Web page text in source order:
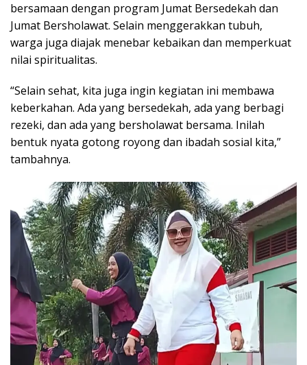
bersamaan dengan program Jumat Bersedekah dan
Jumat Bersholawat. Selain menggerakkan tubuh,
warga juga diajak menebar kebaikan dan memperkuat
nilai spiritualitas.
“Selain sehat, kita juga ingin kegiatan ini membawa
keberkahan. Ada yang bersedekah, ada yang berbagi
rezeki, dan ada yang bersholawat bersama. Inilah
bentuk nyata gotong royong dan ibadah sosial kita,”
tambahnya.